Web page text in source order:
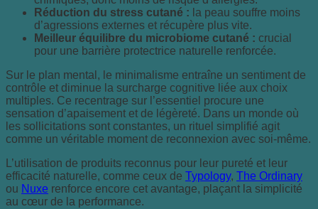
Réduction du stress cutané : la peau souffre moins
d’agressions externes et récupère plus vite.
Meilleur équilibre du microbiome cutané : crucial
pour une barrière protectrice naturelle renforcée.
Sur le plan mental, le minimalisme entraîne un sentiment de
contrôle et diminue la surcharge cognitive liée aux choix
multiples. Ce recentrage sur l’essentiel procure une
sensation d’apaisement et de légèreté. Dans un monde où
les sollicitations sont constantes, un rituel simplifié agit
comme un véritable moment de reconnexion avec soi-même.
L’utilisation de produits reconnus pour leur pureté et leur
efficacité naturelle, comme ceux de Typology, The Ordinary
ou Nuxe renforce encore cet avantage, plaçant la simplicité
au cœur de la performance.